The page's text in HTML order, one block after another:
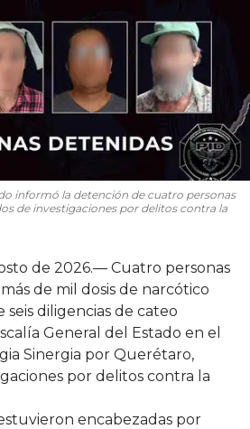
informó la detención de cuatro personas
de investigaciones por delitos contra la
de 2026.— Cuatro personas
de mil dosis de narcótico
diligencias de cateo
General del Estado en el
Sinergia por Querétaro,
por delitos contra la
encabezadas por